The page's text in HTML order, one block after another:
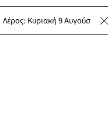
9 Αυγούστου το